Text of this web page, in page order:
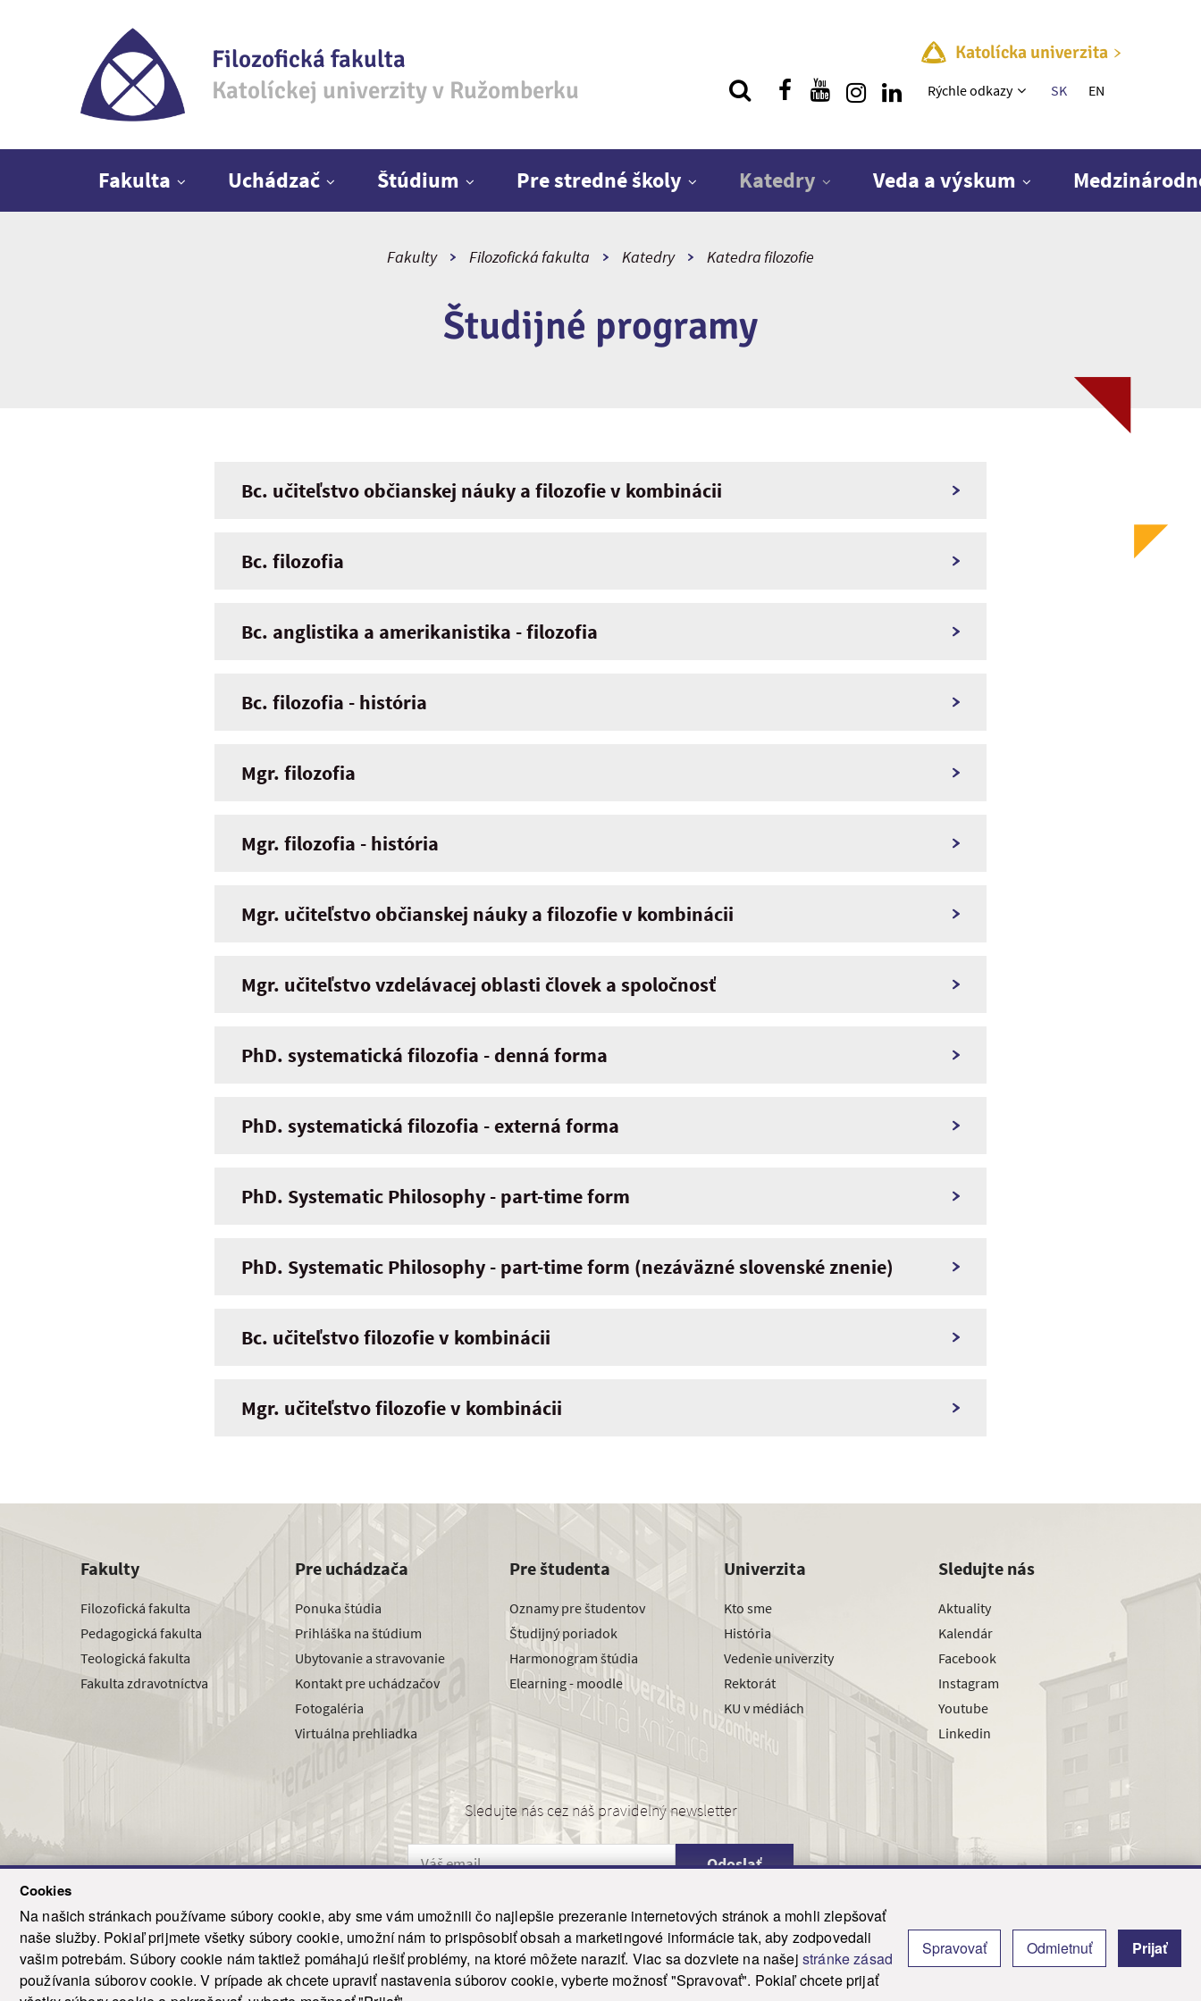
Cookies
Na našich stránkach používame súbory cookie, aby sme vám umožnili čo najlepšie prezeranie internetových stránok a mohli zlepšovať
naše služby. Pokiaľ prijmete všetky súbory cookie, umožní nám to prispôsobiť obsah a marketingové informácie tak, aby zodpovedali
vašim potrebám. Súbory cookie nám taktiež pomáhajú riešiť problémy, na ktoré môžete naraziť. Viac sa dozviete na našej stránke zásad
používania súborov cookie. V prípade ak chcete upraviť nastavenia súborov cookie, vyberte možnosť "Spravovať". Pokiaľ chcete prijať
Spravovať Odmietnuť Prijať
Filozofická fakulta
Katolíckej univerzity v Ružomberku
Katolícka univerzita
Rýchle menu
Rýchle odkazy SK EN
Fakulta Uchádzač Štúdium Pre stredné školy Katedry Veda a výskum
Fakulty Filozofická fakulta Katedry Katedra filozofie
Študijné programy
Bc. učiteľstvo občianskej náuky a filozofie v kombinácii
Bc. filozofia
Bc. anglistika a amerikanistika - filozofia
Bc. filozofia - história
Mgr. filozofia
Mgr. filozofia - história
Mgr. učiteľstvo občianskej náuky a filozofie v kombinácii
Mgr. učiteľstvo vzdelávacej oblasti človek a spoločnosť
PhD. systematická filozofia - denná forma
PhD. systematická filozofia - externá forma
PhD. Systematic Philosophy - part-time form
PhD. Systematic Philosophy - part-time form (nezáväzné slovenské znenie)
Bc. učiteľstvo filozofie v kombinácii
Mgr. učiteľstvo filozofie v kombinácii
Fakulty
Filozofická fakulta
Pedagogická fakulta
Teologická fakulta
Fakulta zdravotníctva
Pre uchádzača
Ponuka štúdia
Prihláška na štúdium
Ubytovanie a stravovanie
Kontakt pre uchádzačov
Fotogaléria
Virtuálna prehliadka
Pre študenta
Oznamy pre študentov
Študijný poriadok
Harmonogram štúdia
Elearning - moodle
Univerzita
Kto sme
História
Vedenie univerzity
Rektorát
KU v médiách
Sledujte nás
Aktuality
Kalendár
Facebook
Instagram
Youtube
Linkedin
Sledujte nás cez náš pravidelný newsletter
Odoslať
© 2021-2026 ku.sk. Všetky práva vyhradené. | Ochrana osobných údajov | Vyhlásenie o prístupnosti | Admin
This site is protected by reCAPTCHA and the Google Privacy Policy and Terms of Service
apply.
Tvorba stránky WebCreators.sk | Webhosting HostCreators